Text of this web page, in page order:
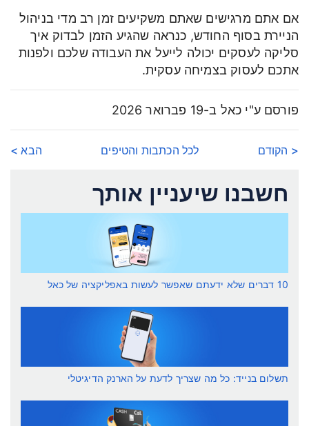
אם אתם מרגישים שאתם משקיעים זמן רב מדי בניהול
הניירת בסוף החודש, כנראה שהגיע הזמן לבדוק איך
סליקה לעסקים יכולה לייעל את העבודה שלכם ולפנות
אתכם לעסוק בצמיחה עסקית.
פורסם ע"י כאל ב-19 פברואר 2026
< הקודם לכל הכתבות והטיפים הבא >
חשבנו שיעניין אותך
10 דברים שלא ידעתם שאפשר לעשות באפליקציה של כאל
תשלום בנייד: כל מה שצריך לדעת על הארנק הדיגיטלי